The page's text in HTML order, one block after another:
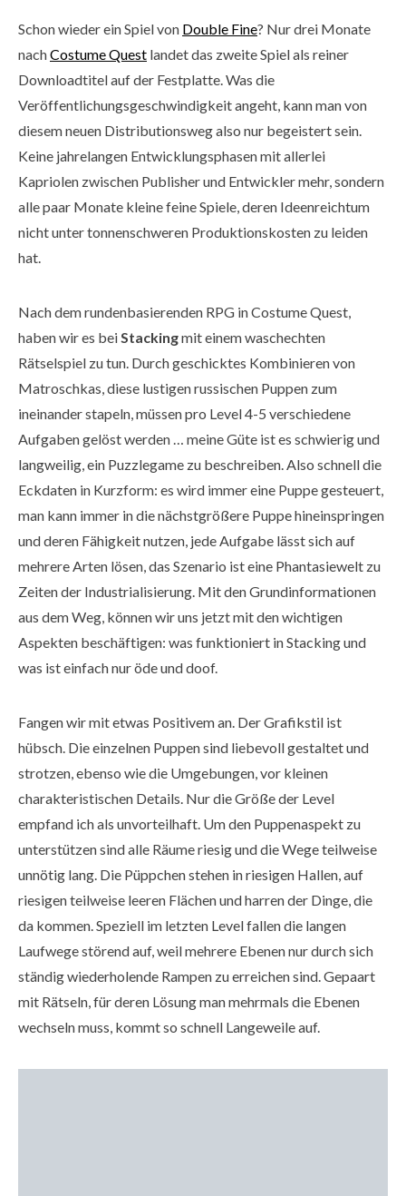
Schon wieder ein Spiel von Double Fine? Nur drei Monate
nachCostume Quest landet das zweite Spiel als reiner
Downloadtitel auf der Festplatte. Was die
Veröffentlichungsgeschwindigkeit angeht, kann man von
diesem neuen Distributionsweg also nur begeistert sein.
Keine jahrelangen Entwicklungsphasen mit allerlei
Kapriolen zwischen Publisher und Entwickler mehr, sondern
alle paar Monate kleine feine Spiele, deren Ideenreichtum
nicht unter tonnenschweren Produktionskosten zu leiden
hat.
Nach dem rundenbasierenden RPG in Costume Quest,
haben wir es beiStackingmit einem waschechten
Rätselspiel zu tun. Durch geschicktes Kombinieren von
Matroschkas, diese lustigen russischen Puppen zum
ineinander stapeln, müssen pro Level 4-5 verschiedene
Aufgaben gelöst werden … meine Güte ist es schwierig und
langweilig, ein Puzzlegame zu beschreiben. Also schnell die
Eckdaten in Kurzform: es wird immer eine Puppe gesteuert,
man kann immer in die nächstgrößere Puppe hineinspringen
und deren Fähigkeit nutzen, jede Aufgabe lässt sich auf
mehrere Arten lösen, das Szenario ist eine Phantasiewelt zu
Zeiten der Industrialisierung. Mit den Grundinformationen
aus dem Weg, können wir uns jetzt mit den wichtigen
Aspekten beschäftigen: was funktioniert in Stacking und
was ist einfach nur öde und doof.
Fangen wir mit etwas Positivem an. Der Grafikstil ist
hübsch. Die einzelnen Puppen sind liebevoll gestaltet und
strotzen, ebenso wie die Umgebungen, vor kleinen
charakteristischen Details. Nur die Größe der Level
empfand ich als unvorteilhaft. Um den Puppenaspekt zu
unterstützen sind alle Räume riesig und die Wege teilweise
unnötig lang. Die Püppchen stehen in riesigen Hallen, auf
riesigen teilweise leeren Flächen und harren der Dinge, die
da kommen. Speziell im letzten Level fallen die langen
Laufwege störend auf, weil mehrere Ebenen nur durch sich
ständig wiederholende Rampen zu erreichen sind. Gepaart
mit Rätseln, für deren Lösung man mehrmals die Ebenen
wechseln muss, kommt so schnell Langeweile auf.